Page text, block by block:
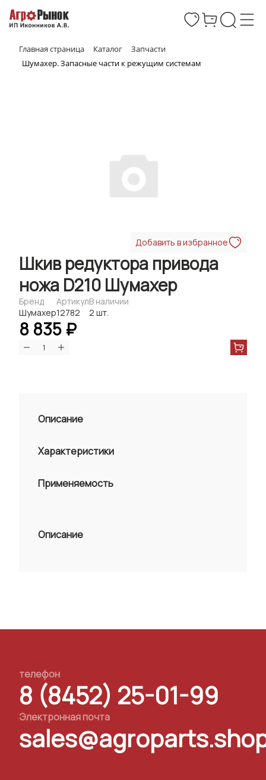
Главная страница Каталог
Запчасти
Шумахер. Запасные части к режущим системам
Добавить в избранное
Шкив редуктора привода
ножа D210 Шумахер
Бренд
Шумахер
Артикул
12782
В наличии
2 шт.
8 835 ₽
Описание
Характеристики
Применяемость
Описание
телефон
8 (8452) 25-01-99
Электронная почта